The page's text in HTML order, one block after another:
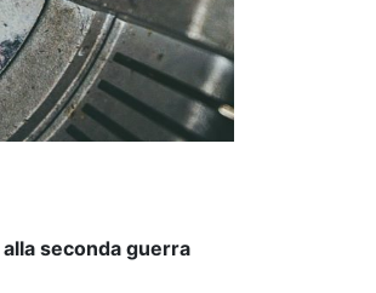
alla seconda guerra